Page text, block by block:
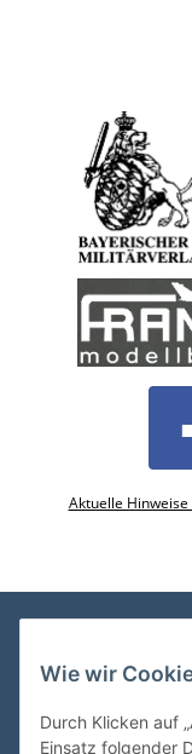
Aktuelle
VDMedien24.de
Kasernenstraße 6-10
Wie wir
Durch Klicken auf
Einsatz folgender